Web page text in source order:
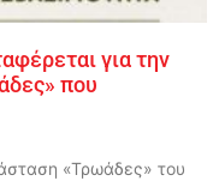
για την
που
«Τρωάδες» του